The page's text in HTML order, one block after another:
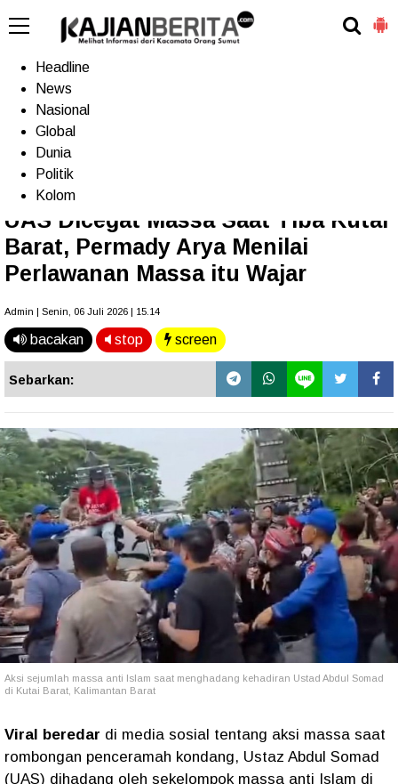
Home
Headline
News
Nasional
Global
Dunia
Politik
Kolom
Terkini
UAS Dicegat Massa Saat Tiba Kutai
Barat, Permady Arya Menilai
Perlawanan Massa itu Wajar
Admin | Senin, 06 Juli 2026 | 15.14
bacakan stop screen
Sebarkan:
Aksi sejumlah massa anti Islam saat menghadang kehadiran Ustad Abdul Somad
di Kutai Barat, Kalimantan Barat
Viral beredar di media sosial tentang aksi massa saat
rombongan penceramah kondang, Ustaz Abdul Somad
(UAS) dihadang oleh sekelompok massa anti Islam di